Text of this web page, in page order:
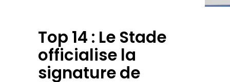
Top 14 : Le Stade
officialise la
signature de